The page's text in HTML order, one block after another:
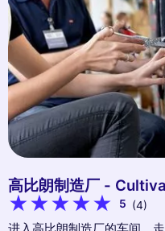
高比朗制造厂 -
5 (4)